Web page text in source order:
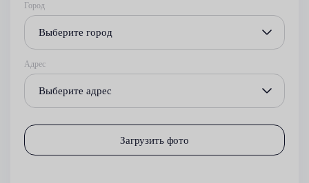
Город
Выберите город
Адрес
Выберите адрес
Загрузить фото